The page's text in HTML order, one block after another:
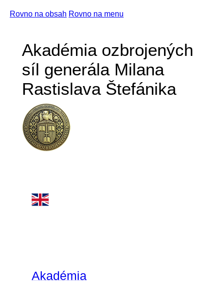
Rovno na obsah Rovno na menu
Akadémia ozbrojených
síl generála Milana
Rastislava Štefánika
Akadémia